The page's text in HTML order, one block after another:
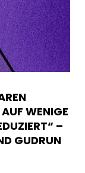
WENIGE
–
GUDRUN